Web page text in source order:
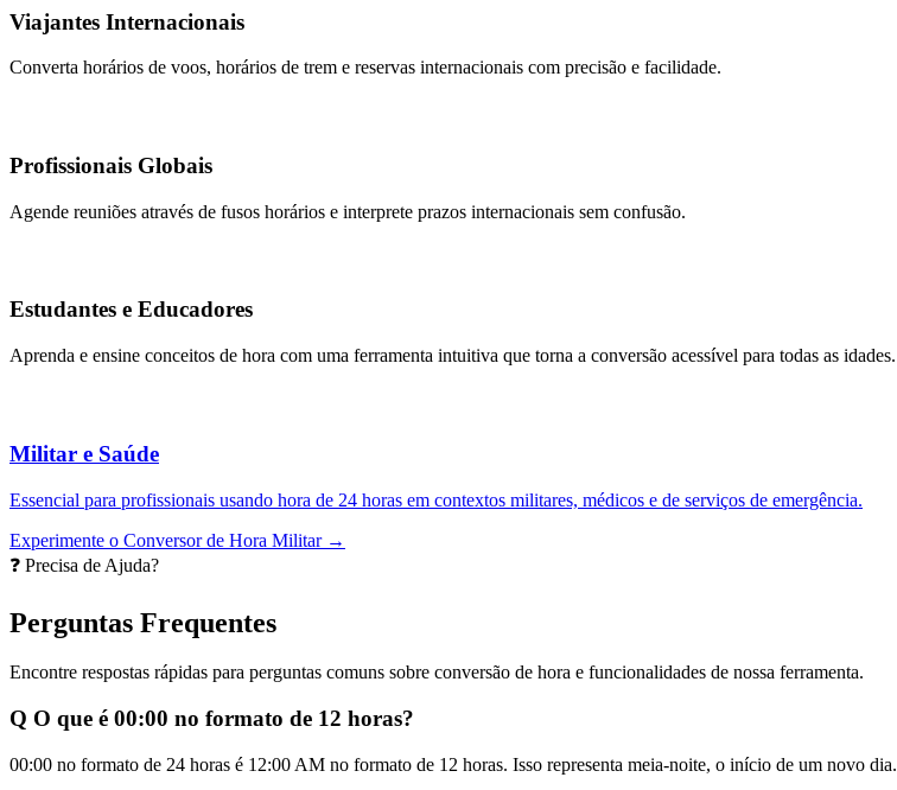
Viajantes Internacionais
Converta horários de voos, horários de trem e reservas internacionais com precisão e facilidade.
Profissionais Globais
Agende reuniões através de fusos horários e interprete prazos internacionais sem confusão.
Estudantes e Educadores
Aprenda e ensine conceitos de hora com uma ferramenta intuitiva que torna a conversão acessível para todas as idades.
Militar e Saúde
Essencial para profissionais usando hora de 24 horas em contextos militares, médicos e de serviços de emergência.
Experimente o Conversor de Hora Militar →
❓ Precisa de Ajuda?
Perguntas Frequentes
Encontre respostas rápidas para perguntas comuns sobre conversão de hora e funcionalidades de nossa ferramenta.
Q O que é 00:00 no formato de 12 horas?
00:00 no formato de 24 horas é 12:00 AM no formato de 12 horas. Isso representa meia-noite, o início de um novo dia.